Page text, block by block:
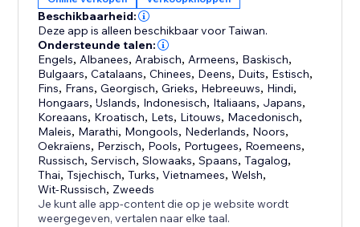
Beschikbaarheid:
Deze app is alleen beschikbaar voor Taiwan.
Ondersteunde talen:
Engels, Albanees, Arabisch, Armeens, Baskisch,
Bulgaars,Catalaans,Chinees, Deens, Duits, Estisch,
Fins, Frans,Georgisch,Grieks, Hebreeuws, Hindi,
Hongaars,IJslands, Indonesisch, Italiaans, Japans,
Koreaans, Kroatisch, Lets, Litouws, Macedonisch,
Maleis, Marathi, Mongools, Nederlands, Noors,
Oekraïens, Perzisch, Pools, Portugees, Roemeens,
Russisch,Servisch,Slowaaks,Spaans,Tagalog,
Thai,Tsjechisch,Turks,Vietnamees,Welsh,
Wit-Russisch, Zweeds
Je kunt alle app-content die op je website wordt
weergegeven, vertalen naar elke taal.